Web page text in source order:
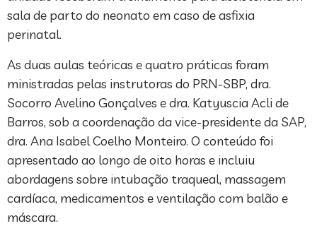
sala de parto do neonato em caso de asfixia
perinatal.
As duas aulas teóricas e quatro práticas foram
ministradas pelas instrutoras do PRN-SBP, dra.
Socorro Avelino Gonçalves e dra. Katyuscia Acli de
Barros, sob a coordenação da vice-presidente da SAP,
dra. Ana Isabel Coelho Monteiro. O conteúdo foi
apresentado ao longo de oito horas e incluiu
abordagens sobre intubação traqueal, massagem
cardíaca, medicamentos e ventilação com balão e
máscara.